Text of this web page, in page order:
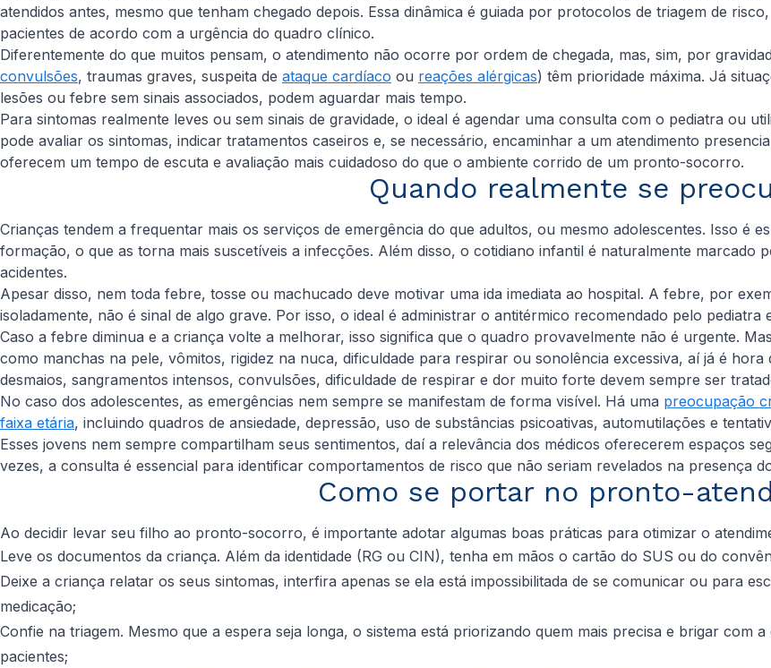
atendidos antes, mesmo que tenham chegado depois. Essa dinâmica é guiada por protocolos de triagem de
pacientes de acordo com a urgência do quadro clínico.
Diferentemente do que muitos pensam, o atendimento não ocorre por ordem de chegada, mas, sim, por
convulsões, traumas graves, suspeita de ataque cardíaco ou reações alérgicas) têm prioridade máxima. Já
lesões ou febre sem sinais associados, podem aguardar mais tempo.
Para sintomas realmente leves ou sem sinais de gravidade, o ideal é agendar uma consulta com o pediatra ou
pode avaliar os sintomas, indicar tratamentos caseiros e, se necessário, encaminhar a um atendimento
oferecem um tempo de escuta e avaliação mais cuidadoso do que o ambiente corrido de um pronto-socorro.
Quando realmente se
Crianças tendem a frequentar mais os serviços de emergência do que adultos, ou mesmo adolescentes. Isso é
formação, o que as torna mais suscetíveis a infecções. Além disso, o cotidiano infantil é naturalmente marcado
acidentes.
Apesar disso, nem toda febre, tosse ou machucado deve motivar uma ida imediata ao hospital. A febre, por
isoladamente, não é sinal de algo grave. Por isso, o ideal é administrar o antitérmico recomendado pelo pediatra
Caso a febre diminua e a criança volte a melhorar, isso significa que o quadro provavelmente não é urgente.
como manchas na pele, vômitos, rigidez na nuca, dificuldade para respirar ou sonolência excessiva, aí já é
desmaios, sangramentos intensos, convulsões, dificuldade de respirar e dor muito forte devem sempre ser
No caso dos adolescentes, as emergências nem sempre se manifestam de forma visível. Há uma preocupação
faixa etária, incluindo quadros de ansiedade, depressão, uso de substâncias psicoativas, automutilações e
Esses jovens nem sempre compartilham seus sentimentos, daí a relevância dos médicos oferecerem espaços
vezes, a consulta é essencial para identificar comportamentos de risco que não seriam revelados na presença
Como se portar no pronto-
Ao decidir levar seu filho ao pronto-socorro, é importante adotar algumas boas práticas para otimizar o
Leve os documentos da criança. Além da identidade (RG ou CIN), tenha em mãos o cartão do SUS ou do
Deixe a criança relatar os seus sintomas, interfira apenas se ela está impossibilitada de se comunicar ou para
medicação;
Confie na triagem. Mesmo que a espera seja longa, o sistema está priorizando quem mais precisa e brigar com
pacientes;